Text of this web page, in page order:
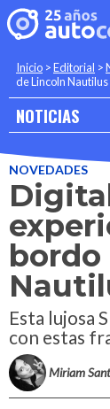
Inicio >Editorial >
de Lincoln
NOTICIAS
NOVEDADES
bordo
Esta lujosa
con estas
Miriam